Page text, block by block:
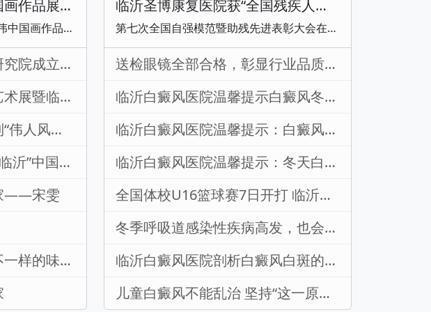
《抒情沂蒙》李西伟中国画作品展开幕式圆满举行
2月16日，“抒情沂蒙——李西伟中国画作品展”在墨宝斋隆重开幕，来自各界的领导、嘉宾、艺术界人士及媒体代表齐聚，共同见证这一艺术盛事。开幕式伊始，民进临沂市副主委陈际科作为主办方代表发表致辞，对画展的举办表达了殷切的期待与全力的支持。著名画家、本次展览学术主持房新泉先生凭借其深厚的艺术造诣和丰富的专业经验，对李西伟先生的作品进行了鞭辟入里的剖析，详细解读了作品中独特的艺术风格与精湛的技法特点。著名画家刘继庄、临沂市美协秘书长梁庸等嘉宾也相继发言，从多元视角深入探讨了沂蒙文化与艺术之间的紧密联系和
大道自然（中国）易学研究院成立庆典在临沂隆重举行
临沂和谐广场首届仲夏艺术展暨临沂大学美术学院优秀毕业生作品展举行
《智信杯》红色记忆系列“伟人风采”书画主题展盛大开幕
【征稿】“书圣故里·中国临沂”中国书法临书大会征稿启示
——宋雯
同样的茶，为什么喝出不一样的味道？
临沂圣博康复医院获“全国残疾人工作先进集体”荣誉称号
第七次全国自强模范暨助残先进表彰大会在北京召开。大会表彰了200名“全国自强模范”，200个“全国残疾人工作先进集体”和60名“全国残疾人工作先进个人”。其中，临沂圣博康复医院获“全国残疾人工作先进集体”荣誉称号，院党支部书记、院长王晓东代表医院接受表彰。据悉，自成立以来，临沂圣博康复医院始终秉承“用专业守护健康、以爱心传递希望”的办院宗旨，注重深化科技助残，创新康复技术，用心用情为残疾儿童提供早期干预和康复服务。此次荣获“全国残疾人工作先进集体”，是对医院多年来深耕儿童康复事业、践行社会责任的
送检眼镜全部合格，彰显行业品质担当
临沂白癜风医院温馨提示白癜风冬天健康管理重点预防这3类病症
临沂白癜风医院温馨提示：白癜风切忌治治停停
临沂白癜风医院温馨提示：冬天白癜风的3个误区
全国体校U16篮球赛7日开打 临沂体校U16中大口腔队出战
冬季呼吸道感染性疾病高发，也会影响白癜风治疗恢复——临沂白癜风医院为您解答
临沂白癜风医院剖析白癜风白斑的五个详细特征
儿童白癜风不能乱治 坚持“这一原则”很重要